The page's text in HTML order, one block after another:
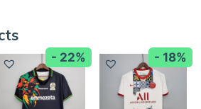
- 22% - 18%